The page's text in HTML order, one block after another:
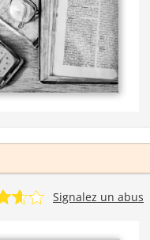
Signalez un abus